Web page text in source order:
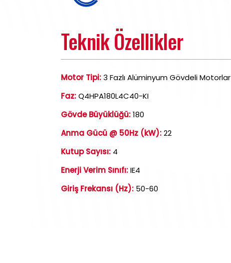
Teknik Özellikler
Motor Tipi:3 Fazlı Alüminyum Gövdeli Motorlar
Faz:Q4HPA180L4C40-KI
Gövde Büyüklüğü:180
Anma Gücü @ 50Hz (kW):22
Kutup Sayısı: 4
Enerji Verim Sınıfı:IE4
Giriş Frekansı (Hz): 50-60